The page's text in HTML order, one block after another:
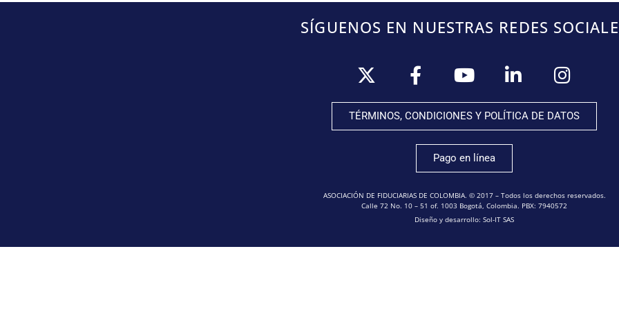
SÍGUENOS EN NUESTRAS REDES
TÉRMINOS, CONDICIONES Y POLÍTICA DE DATOS
Pago en línea
ASOCIACIÓN DE FIDUCIARIAS DE COLOMBIA. © 2017 – Todos los derechos reservados.
Calle 72 No. 10 – 51 of. 1003 Bogotá, Colombia. PBX: 7940572
Diseño y desarrollo: Sol-IT SAS